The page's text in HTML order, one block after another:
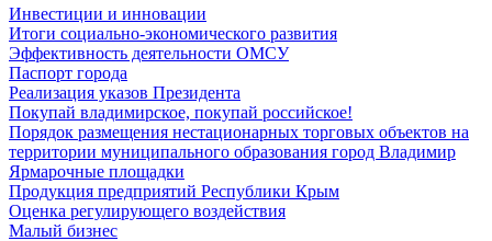
Инвестиции и инновации
Итоги социально-экономического развития
Эффективность деятельности ОМСУ
Паспорт города
Реализация указов Президента
Покупай владимирское, покупай российское!
Порядок размещения нестационарных торговых объектов на
территории муниципального образования город Владимир
Ярмарочные площадки
Продукция предприятий Республики Крым
Оценка регулирующего воздействия
Малый бизнес